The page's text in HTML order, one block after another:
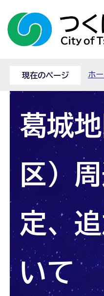
現在のページ ホ
葛城
区）
定、
いて